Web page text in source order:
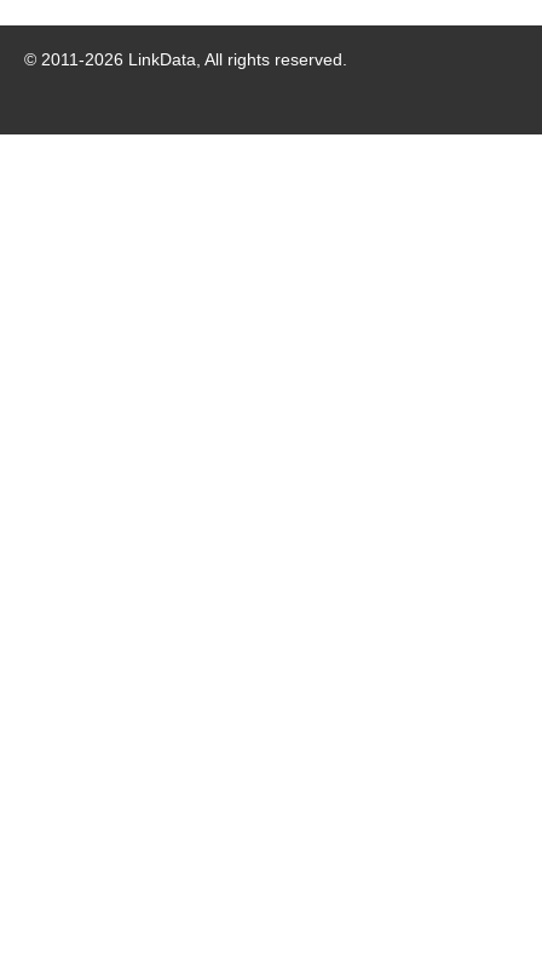
© 2011-2026 LinkData, All rights reserved.